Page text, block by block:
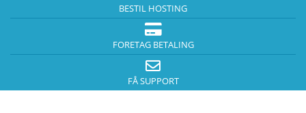
BESTIL HOSTING
FORETAG BETALING
FÅ SUPPORT